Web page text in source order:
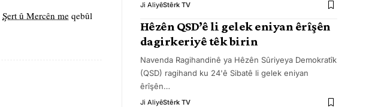
Şert û Mercên me qebûl
Ji AliyêStêrk TV
Hêzên QSD’ê li gelek eniyan êrîşên
dagirkeriyê têk birin
Navenda Ragihandinê ya Hêzên Sûriyeya Demokratîk
(QSD) ragihand ku 24'ê Sibatê li gelek eniyan
êrîşên…
Ji AliyêStêrk TV